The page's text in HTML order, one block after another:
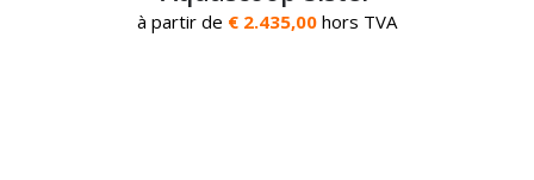
à partir de € 2.435,00 hors TVA